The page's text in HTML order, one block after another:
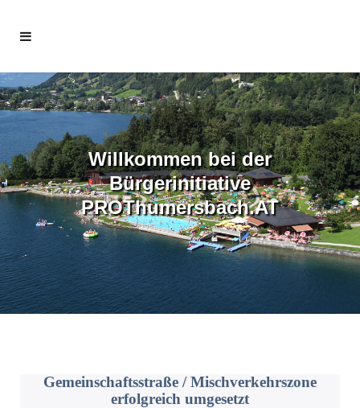
Willkommen bei der
Bürgerinitiative
PROThumersbach.AT
Gemeinschaftsstraße / Mischverkehrszone
erfolgreich umgesetzt